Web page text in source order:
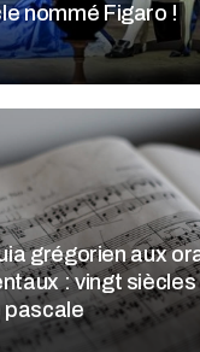
nommé Figaro !
grégorien aux
: vingt siècles
pascale